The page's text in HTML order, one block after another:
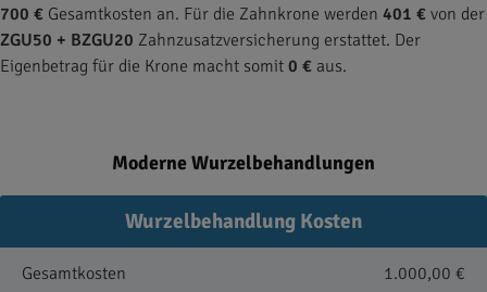
700 € Gesamtkosten an. Für die Zahnkrone werden 401 € von der
ZGU50 + BZGU20 Zahnzusatzversicherung erstattet. Der
Eigenbetrag für die Krone macht somit 0 € aus.
Moderne Wurzelbehandlungen
Wurzelbehandlung Kosten
Gesamtkosten
1.000,00 €